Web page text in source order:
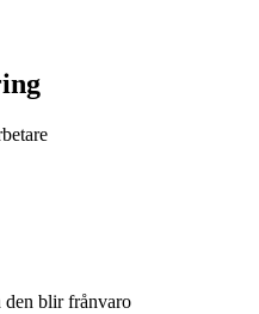
den blir frånvaro